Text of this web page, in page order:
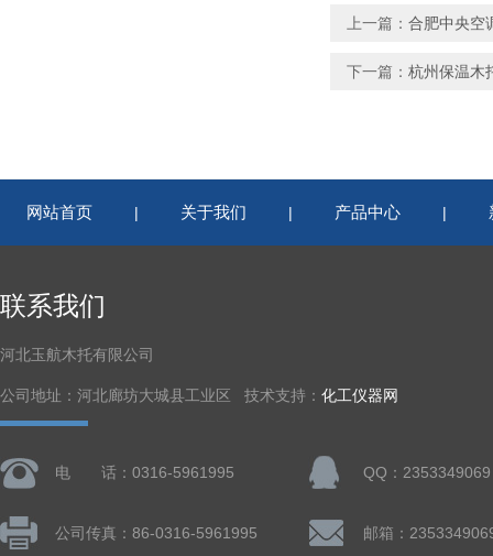
上一篇： 合肥中央空
下一篇： 杭州保温木
网站首页 | 关于我们 | 产品中心 |
联系我们
河北玉航木托有限公司
公司地址：河北廊坊大城县工业区 技术支持： 化工仪器网
电 话：0316-5961995 QQ：2353349069
公司传真：86-0316-5961995 邮箱：